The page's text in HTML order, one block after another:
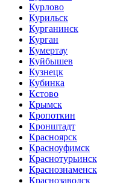
Курлово
Курильск
Курганинск
Курган
Кумертау
Куйбышев
Кузнецк
Кубинка
Кстово
Крымск
Кропоткин
Кронштадт
Красноярск
Красноуфимск
Краснотурьинск
Краснознаменск
Краснозаводск